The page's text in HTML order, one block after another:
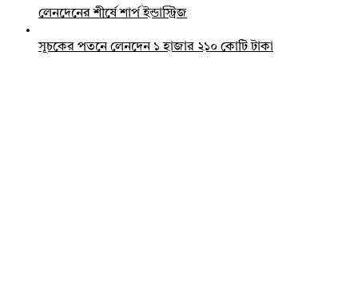
লেনদেনের শীর্ষে শার্প ইন্ডাস্ট্রিজ
সূচকের পতনে লেনদেন ১ হাজার ২১০ কোটি টাকা